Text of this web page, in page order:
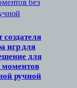
игр для
для
моментов
ручной